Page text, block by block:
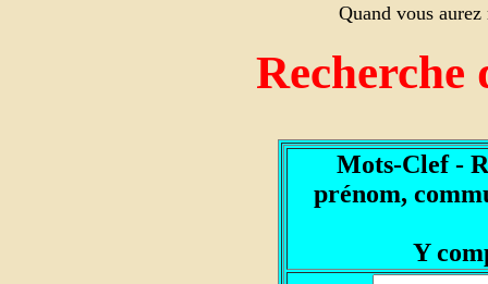
Quand vous
Recherche
Mots-Clef -
prénom,
Y